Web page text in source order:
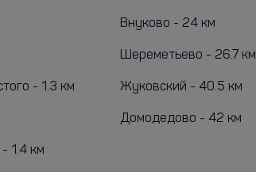
- 1.3 км
1.4 км
Внуково - 24 км
Шереметьево - 26.7 км
Жуковский - 40.5 км
Домодедово - 42 км